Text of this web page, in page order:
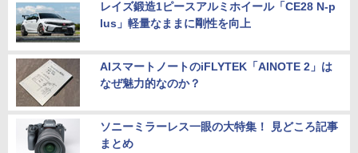
レイズ鍛造1ピースアルミホイール「CE28 N-p
lus」軽量なままに剛性を向上
AIスマートノートのiFLYTEK「AINOTE 2」は
なぜ魅力的なのか？
ソニーミラーレス一眼の大特集！ 見どころ記事
まとめ